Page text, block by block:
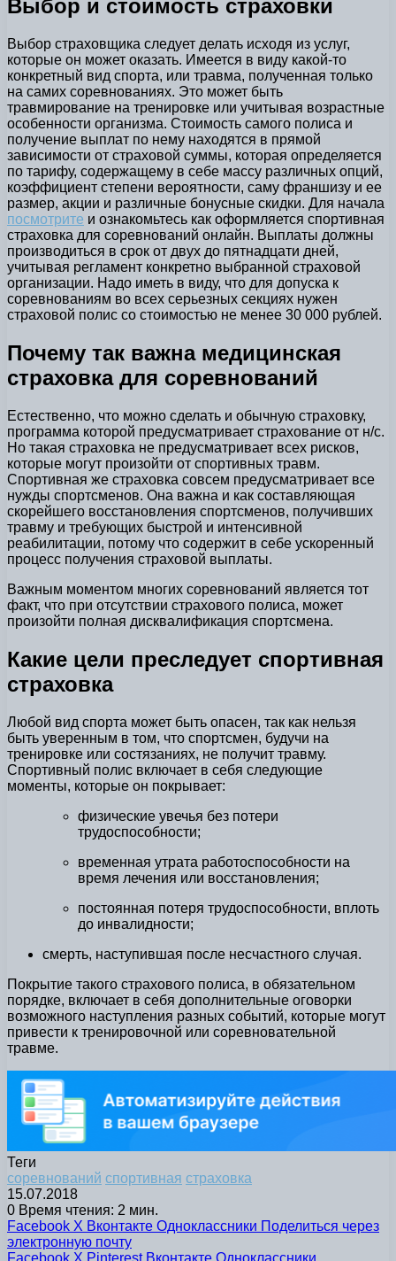
Выбор и стоимость страховки
Выбор страховщика следует делать исходя из услуг,
которые он может оказать. Имеется в виду какой-то
конкретный вид спорта, или травма, полученная только
на самих соревнованиях. Это может быть
травмирование на тренировке или учитывая возрастные
особенности организма. Стоимость самого полиса и
получение выплат по нему находятся в прямой
зависимости от страховой суммы, которая определяется
по тарифу, содержащему в себе массу различных опций,
коэффициент степени вероятности, саму франшизу и ее
размер, акции и различные бонусные скидки. Для начала
посмотрите и ознакомьтесь как оформляется спортивная
страховка для соревнований онлайн. Выплаты должны
производиться в срок от двух до пятнадцати дней,
учитывая регламент конкретно выбранной страховой
организации. Надо иметь в виду, что для допуска к
соревнованиям во всех серьезных секциях нужен
страховой полис со стоимостью не менее 30 000 рублей.
Почему так важна медицинская
страховка для соревнований
Естественно, что можно сделать и обычную страховку,
программа которой предусматривает страхование от н/с.
Но такая страховка не предусматривает всех рисков,
которые могут произойти от спортивных травм.
Спортивная же страховка совсем предусматривает все
нужды спортсменов. Она важна и как составляющая
скорейшего восстановления спортсменов, получивших
травму и требующих быстрой и интенсивной
реабилитации, потому что содержит в себе ускоренный
процесс получения страховой выплаты.
Важным моментом многих соревнований является тот
факт, что при отсутствии страхового полиса, может
произойти полная дисквалификация спортсмена.
Какие цели преследует спортивная
страховка
Любой вид спорта может быть опасен, так как нельзя
быть уверенным в том, что спортсмен, будучи на
тренировке или состязаниях, не получит травму.
Спортивный полис включает в себя следующие
моменты, которые он покрывает:
физические увечья без потери
трудоспособности;
временная утрата работоспособности на
время лечения или восстановления;
постоянная потеря трудоспособности, вплоть
до инвалидности;
смерть, наступившая после несчастного случая.
Покрытие такого страхового полиса, в обязательном
порядке, включает в себя дополнительные оговорки
возможного наступления разных событий, которые могут
привести к тренировочной или соревновательной
травме.
Теги
соревнований спортивная страховка
15.07.2018
0 Время чтения: 2 мин.
Facebook X Вконтакте Одноклассники Поделиться через
электронную почту
Facebook X Pinterest Вконтакте Одноклассники